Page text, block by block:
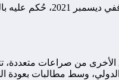
من صراعات متعددة،
وسط مطالبات بعودة